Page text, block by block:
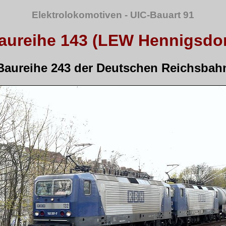
Elektrolokomotiven - UIC-Bauart 91
143 (LEW
243 der Deutschen